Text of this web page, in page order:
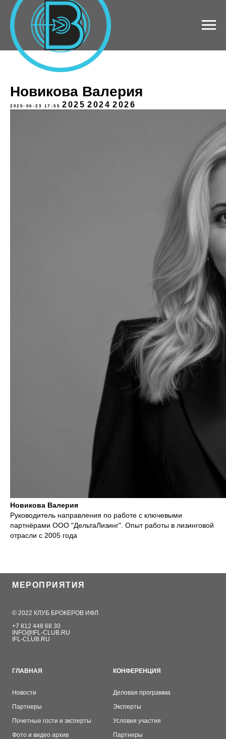
Новикова Валерия
2025-06-23 17:55 2025 2024 2026
Новикова Валерия
Руководитель направления по работе с ключевыми
партнёрами ООО "ДельтаЛизинг". Опыт работы в лизинговой
отрасли с 2005 года
МЕРОПРИЯТИЯ
© 2022 КЛУБ БРОКЕРОВ ИФЛ
+7 812 448 68 30
INFO@IFL-CLUB.RU
IFL-CLUB.RU
ГЛАВНАЯ
Новости
Партнеры
Почетные гости и эксперты
Фото и видео архив
КОНФЕРЕНЦИЯ
Деловая программа
Эксперты
Условия участия
Партнеры